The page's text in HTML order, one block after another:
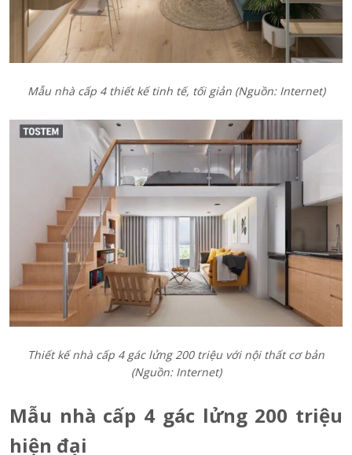
Mẫu nhà cấp 4 thiết kế tinh tế, tối giản (Nguồn: Internet)
Thiết kế nhà cấp 4 gác lửng 200 triệu với nội thất cơ bản
(Nguồn: Internet)
Mẫu nhà cấp 4 gác lửng 200 triệu
hiện đại